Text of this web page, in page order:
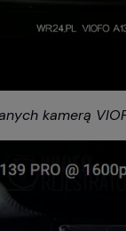
kamerą